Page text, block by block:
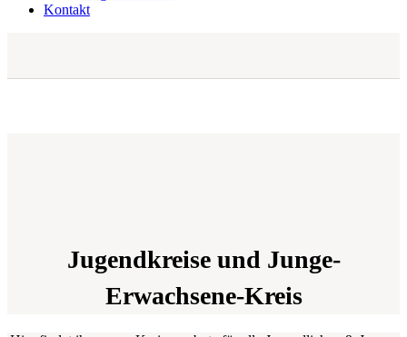
Kontakt
Jugendkreise und Junge-
Erwachsene-Kreis